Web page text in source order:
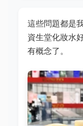
這些問題都是
資生堂化妝水
有概念了。